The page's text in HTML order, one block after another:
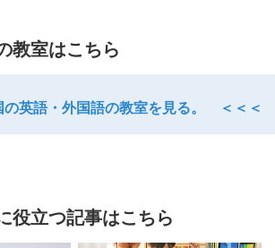
教室はこちら
英語・外国語の教室を見る。 ＜＜＜
役立つ記事はこちら